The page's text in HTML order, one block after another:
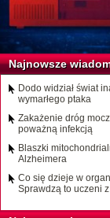
Najnowsze
Dodo widział świat
wymarłego ptaka
Zakażenie dróg
poważną infekcją
Blaszki
Alzheimera
Co się dzieje w
Sprawdzą to uczeni